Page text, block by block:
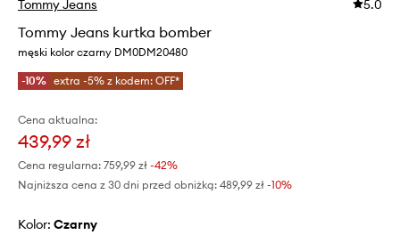
Tommy Jeans 5.0
Tommy Jeans kurtka bomber
męski kolor czarny DM0DM20480
-10% extra -5% z kodem: OFF*
Cena aktualna:
439,99 zł
Cena regularna: 759,99 zł -42%
Najniższa cena z 30 dni przed obniżką: 489,99 zł -10%
Kolor: czarny